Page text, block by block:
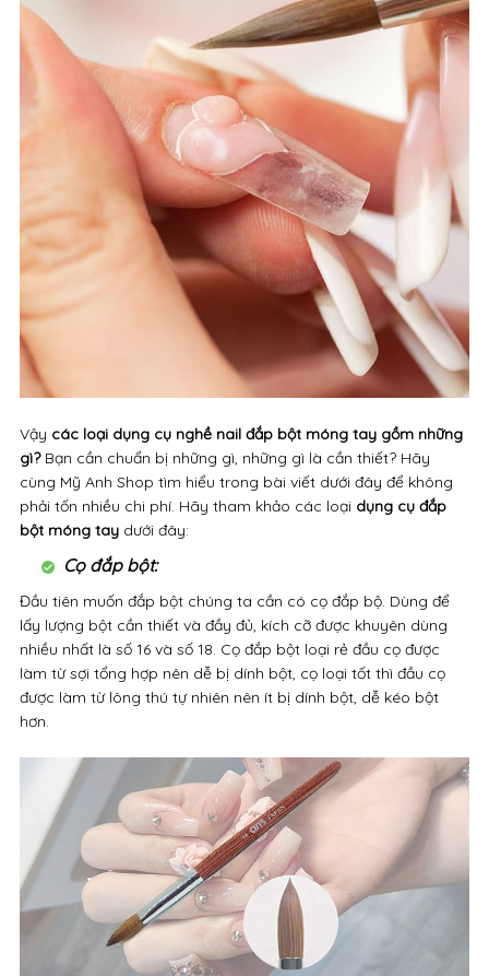
Vậy các loại dụng cụ nghề nail đắp bột móng tay gồm những
gì?Bạn cần chuẩn bị những gì, những gì là cần thiết? Hãy
cùng Mỹ Anh Shop tìm hiểu trong bài viết dưới đây để không
phải tốn nhiều chi phí. Hãy tham khảo các loại dụng cụ đắp
bột móng taydưới đây:
Cọ đắp bột:
Đầu tiên muốn đắp bột chúng ta cần có cọ đắp bộ. Dùng để
lấy lượng bột cần thiết và đầy đủ, kích cỡ được khuyên dùng
nhiều nhất là số 16 và số 18. Cọ đắp bột loại rẻ đầu cọ được
làm từ sợi tổng hợp nên dễ bị dính bột, cọ loại tốt thì đầu cọ
được làm từ lông thú tự nhiên nên ít bị dính bột, dễ kéo bột
hơn.